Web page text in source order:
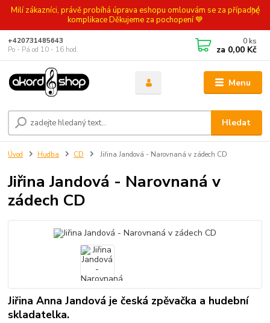
Milí zákazníci, právě probíhá úprava eshopu omlouvám se za případné
komplikace Děkujeme za pochopení 💙
Menu
Hledat
+420731485643
Po - Pá od 10 - 16 hod.
0 ks
za 0,00 Kč
Úvod Hudba CD Jiřina Jandová - Narovnaná v zádech CD
Jiřina Jandová - Narovnaná v
zádech CD
Jiřina Anna Jandová je česká zpěvačka a hudební
skladatelka.